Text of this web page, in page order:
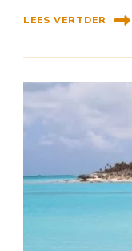
LEES VERTDER